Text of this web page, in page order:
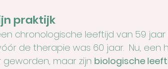
praktijk
chronologische leeftijd van 59 jaar
de therapie was 60 jaar.  Nu, een
maar zijn biologische